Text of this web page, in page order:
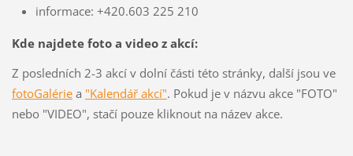
informace: +420.603 225 210
Kde najdete foto a video z akcí:
Z posledních 2-3 akcí v dolní části této stránky, další jsou ve
fotoGalériea "Kalendář akcí". Pokud je v názvu akce "FOTO"
nebo "VIDEO", stačí pouze kliknout na název akce.